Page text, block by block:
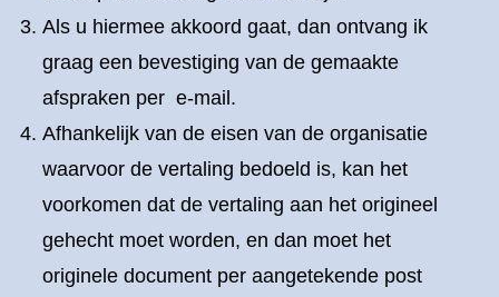
Als u hiermee akkoord gaat, dan ontvang ik
graag een bevestiging van de gemaakte
afspraken per e-mail.
Afhankelijk van de eisen van de organisatie
waarvoor de vertaling bedoeld is, kan het
voorkomen dat de vertaling aan het origineel
gehecht moet worden, en dan moet het
originele document per aangetekende post